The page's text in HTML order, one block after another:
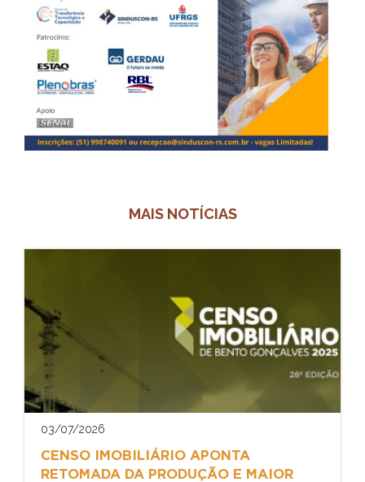
MAIS NOTÍCIAS
03/07/2026
CENSO IMOBILIÁRIO APONTA
RETOMADA DA PRODUÇÃO E MAIOR